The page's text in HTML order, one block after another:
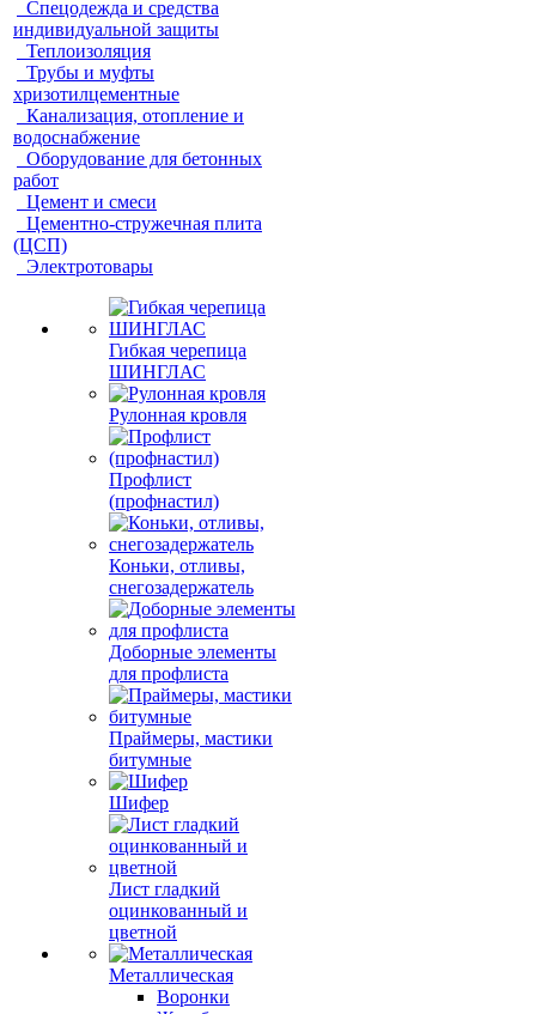
Спецодежда и средства
индивидуальной защиты
Теплоизоляция
Трубы и муфты
хризотилцементные
Канализация, отопление и
водоснабжение
Оборудование для бетонных
работ
Цемент и смеси
Цементно-стружечная плита
(ЦСП)
Электротовары
Гибкая черепица
ШИНГЛАС
Рулонная кровля
Профлист
(профнастил)
Коньки, отливы,
снегозадержатель
Доборные элементы
для профлиста
Праймеры, мастики
битумные
Шифер
Лист гладкий
оцинкованный и
цветной
Металлическая
Воронки